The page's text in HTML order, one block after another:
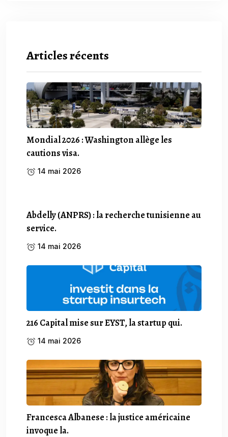
Articles récents
Mondial 2026 : Washington allège les
cautions visa.
14 mai 2026
Abdelly (ANPRS) : la recherche tunisienne au
service.
14 mai 2026
216 Capital mise sur EYST, la startup qui.
14 mai 2026
Francesca Albanese : la justice américaine
invoque la.